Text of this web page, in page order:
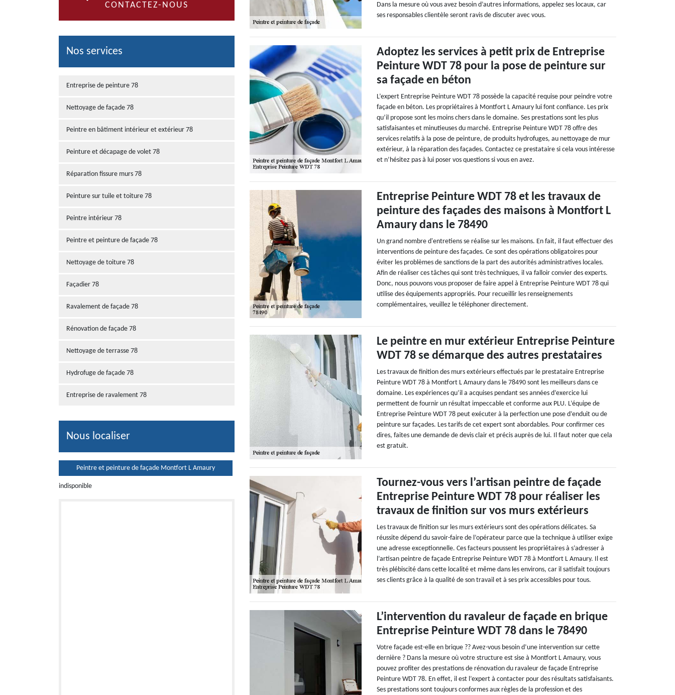
CONTACTEZ-NOUS
Nos services
Entreprise de peinture 78
Nettoyage de façade 78
Peintre en bâtiment intérieur et extérieur 78
Peinture et décapage de volet 78
Réparation fissure murs 78
Peinture sur tuile et toiture 78
Peintre intérieur 78
Peintre et peinture de façade 78
Nettoyage de toiture 78
Façadier 78
Ravalement de façade 78
Rénovation de façade 78
Nettoyage de terrasse 78
Hydrofuge de façade 78
Entreprise de ravalement 78
Nous localiser
Peintre et peinture de façade Montfort L Amaury
indisponible
Dans la mesure où vous avez besoin d’autres informations, appelez ses locaux, car
ses responsables clientèle seront ravis de discuter avec vous.
Adoptez les services à petit prix de Entreprise
Peinture WDT 78 pour la pose de peinture sur
sa façade en béton
L’expert Entreprise Peinture WDT 78 possède la capacité requise pour peindre votre
façade en béton. Les propriétaires à Montfort L Amaury lui font confiance. Les prix
qu’il propose sont les moins chers dans le domaine. Ses prestations sont les plus
satisfaisantes et minutieuses du marché. Entreprise Peinture WDT 78 offre des
services relatifs à la pose de peinture, de produits hydrofuges, au nettoyage de mur
extérieur, à la réparation des façades. Contactez ce prestataire si cela vous intéresse
et n’hésitez pas à lui poser vos questions si vous en avez.
Entreprise Peinture WDT 78 et les travaux de
peinture des façades des maisons à Montfort L
Amaury dans le 78490
Un grand nombre d'entretiens se réalise sur les maisons. En fait, il faut effectuer des
interventions de peinture des façades. Ce sont des opérations obligatoires pour
éviter les problèmes de sanctions de la part des autorités administratives locales.
Afin de réaliser ces tâches qui sont très techniques, il va falloir convier des experts.
Donc, nous pouvons vous proposer de faire appel à Entreprise Peinture WDT 78 qui
utilise des équipements appropriés. Pour recueillir les renseignements
complémentaires, veuillez le téléphoner directement.
Le peintre en mur extérieur Entreprise Peinture
WDT 78 se démarque des autres prestataires
Les travaux de finition des murs extérieurs effectués par le prestataire Entreprise
Peinture WDT 78 à Montfort L Amaury dans le 78490 sont les meilleurs dans ce
domaine. Les expériences qu’il a acquises pendant ses années d’exercice lui
permettent de fournir un résultat impeccable et conforme aux PLU. L’équipe de
Entreprise Peinture WDT 78 peut exécuter à la perfection une pose d’enduit ou de
peinture sur façades. Les tarifs de cet expert sont abordables. Pour confirmer ces
dires, faites une demande de devis clair et précis auprès de lui. Il faut noter que cela
est gratuit.
Tournez-vous vers l’artisan peintre de façade
Entreprise Peinture WDT 78 pour réaliser les
travaux de finition sur vos murs extérieurs
Les travaux de finition sur les murs extérieurs sont des opérations délicates. Sa
réussite dépend du savoir-faire de l’opérateur parce que la technique à utiliser exige
une adresse exceptionnelle. Ces facteurs poussent les propriétaires à s’adresser à
l’artisan peintre de façade Entreprise Peinture WDT 78 à Montfort L Amaury. Il est
très plébiscité dans cette localité et même dans les environs, car il satisfait toujours
ses clients grâce à la qualité de son travail et à ses prix accessibles pour tous.
L’intervention du ravaleur de façade en brique
Entreprise Peinture WDT 78 dans le 78490
Votre façade est-elle en brique ?? Avez-vous besoin d’une intervention sur cette
dernière ? Dans la mesure où votre structure est sise à Montfort L Amaury, vous
pouvez profiter des prestations de rénovation du ravaleur de façade Entreprise
Peinture WDT 78. En effet, il est l’expert à contacter pour des résultats satisfaisants.
Ses prestations sont toujours conformes aux règles de la profession et des